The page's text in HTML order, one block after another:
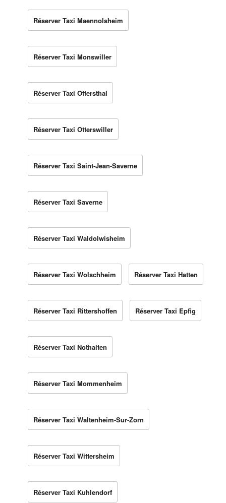
Réserver Taxi Maennolsheim
Réserver Taxi Monswiller
Réserver Taxi Ottersthal
Réserver Taxi Otterswiller
Réserver Taxi Saint-Jean-Saverne
Réserver Taxi Saverne
Réserver Taxi Waldolwisheim
Réserver Taxi Wolschheim Réserver Taxi Hatten
Réserver Taxi Rittershoffen Réserver Taxi Epfig
Réserver Taxi Nothalten
Réserver Taxi Mommenheim
Réserver Taxi Waltenheim-Sur-Zorn
Réserver Taxi Wittersheim
Réserver Taxi Kuhlendorf